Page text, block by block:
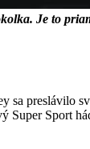
Je to
preslávilo
Sport